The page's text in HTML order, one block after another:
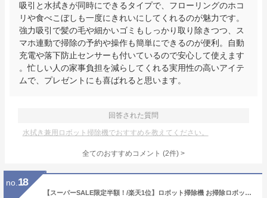
吸引と水拭きが同時にできるタイプで、フローリングのホコ
リや食べこぼしも一度にきれいにしてくれるのが魅力です。
強力吸引で髪の毛や細かいゴミもしっかり取り除きつつ、ス
マホ連動で掃除の予約や操作も簡単にできるのが便利。自動
充電や落下防止センサーも付いているので安心して使えます
。忙しい人の家事負担を減らしてくれる実用性の高いアイテ
ムで、プレゼントにも喜ばれると思います。
回答された質問
水拭き兼用ロボット掃除機でおすすめを教えてください。
全てのおすすめコメント (2件) >
no. 18
【スーパーSALE限定半額！/楽天1位】ロボット掃除機 お掃除ロボット 水拭き両用 8500Pa 強力吸引 水拭き 床拭きロボット 高性能 小型 床拭きロボット 日本製モップ 自動ゴミ収集 収納 シンプル操作 拭き掃除両用 落下防止 超薄型 自動充電 WiFi 130分間連続稼働 2年保証